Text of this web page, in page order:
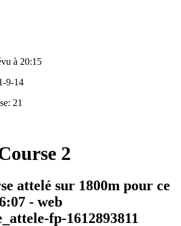
à 20:15
9-14
21
2
attelé sur 1800m pour ce
- web